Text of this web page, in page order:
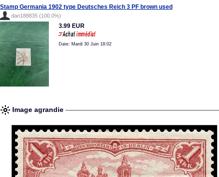
Stamp Germania 1902 type Deutsches Reich 3 PF brown used
dan188835 (100.0%)
3.99 EUR
Date: Mardi 30 Juin 18:02
Image agrandie